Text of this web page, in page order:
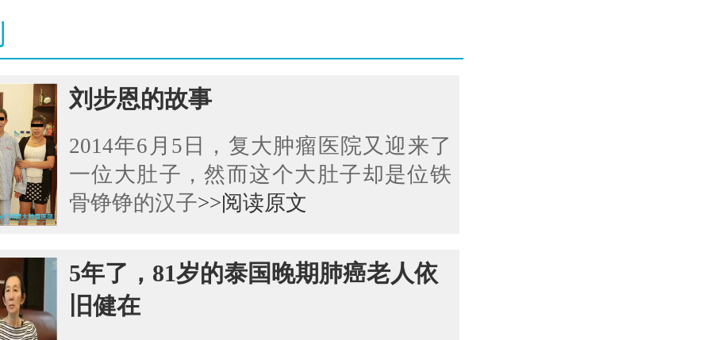
刘步恩的故事
2014年6月5日，复大肿瘤医院又迎来了
一位大肚子，然而这个大肚子却是位铁
骨铮铮的汉子>>阅读原文
5年了，81岁的泰国晚期肺癌老人依
旧健在